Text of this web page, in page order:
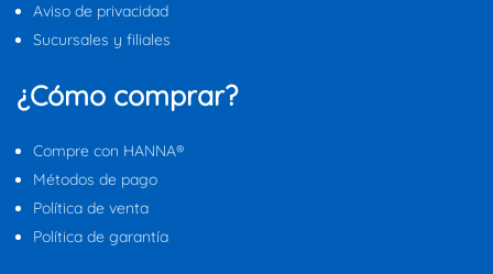
Aviso de privacidad
Sucursales y filiales
¿Cómo comprar?
Compre con HANNA®
Métodos de pago
Política de venta
Política de garantía